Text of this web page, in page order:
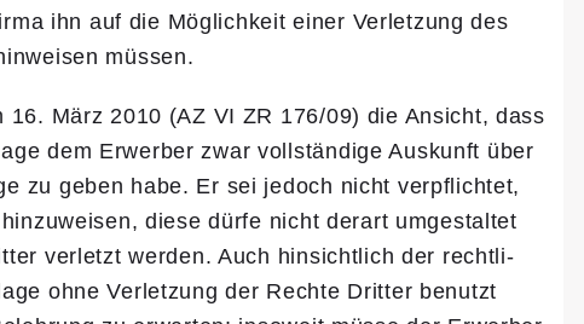
ihn auf die Möglichkeit einer Verletzung des
müssen.
März 2010 (AZ VI ZR 176/09) die Ansicht, dass
dem Erwerber zwar vollständige Auskunft über
zu geben habe. Er sei jedoch nicht verpflichtet,
diese dürfe nicht derart umgestaltet
verletzt werden. Auch hinsichtlich der rechtli­
ohne Verletzung der Rechte Drit­ter benutzt